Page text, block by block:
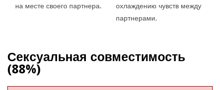
на месте своего партнера.
охлаждению чувств между
партнерами.
Сексуальная совместимость
(88%)